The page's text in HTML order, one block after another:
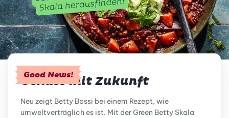
Good News!
Genuss mit Zukunft
Neu zeigt Betty Bossi bei einem Rezept, wie
umweltverträglich es ist. Mit der Green Betty Skala